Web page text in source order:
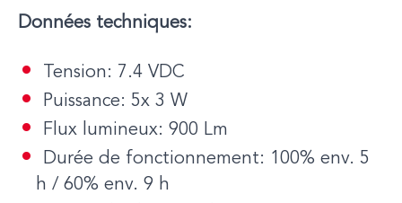
Données techniques:
Tension: 7.4 VDC
Puissance: 5x 3 W
Flux lumineux: 900 Lm
Durée de fonctionnement: 100% env. 5
h / 60% env. 9 h